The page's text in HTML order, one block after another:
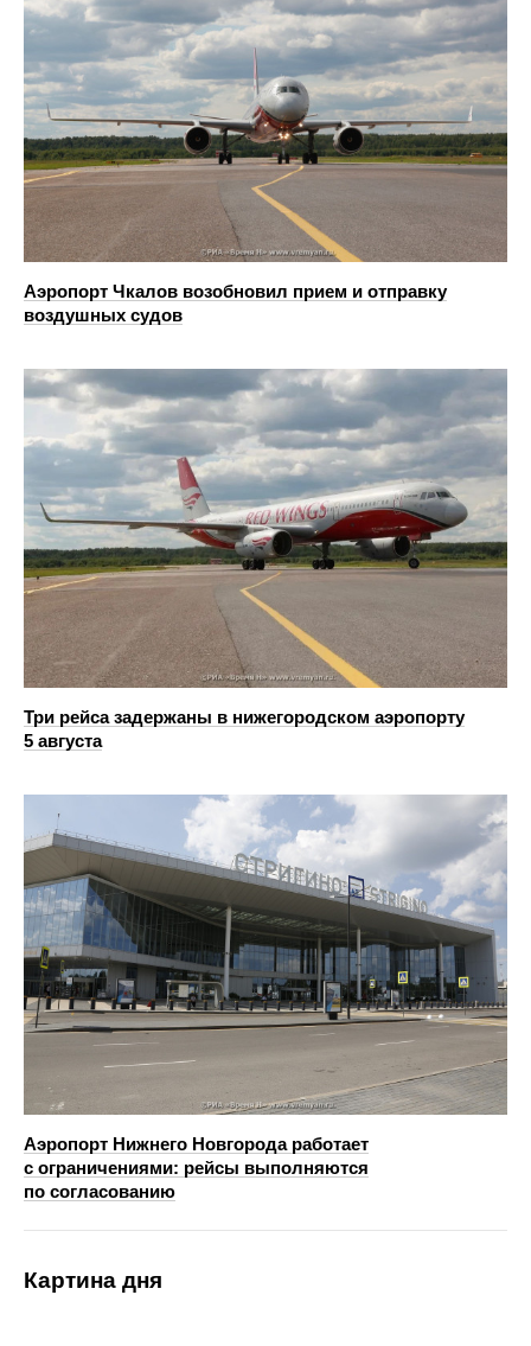
Аэропорт Чкалов возобновил прием и отправку
воздушных судов
Три рейса задержаны в нижегородском аэропорту
5 августа
Аэропорт Нижнего Новгорода работает
с ограничениями: рейсы выполняются
по согласованию
Картина дня